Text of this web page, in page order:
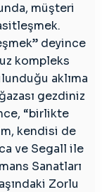
müşteri
deyince
kompleks
aklıma
gezdiniz
“birlikte
kendisi de
ve Segall ile
Sanatları
Zorlu